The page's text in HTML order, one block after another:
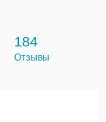
184
Отзывы